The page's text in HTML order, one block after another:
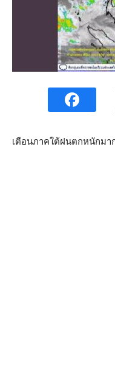
เตือนภาคใต้ฝนตกหนักม